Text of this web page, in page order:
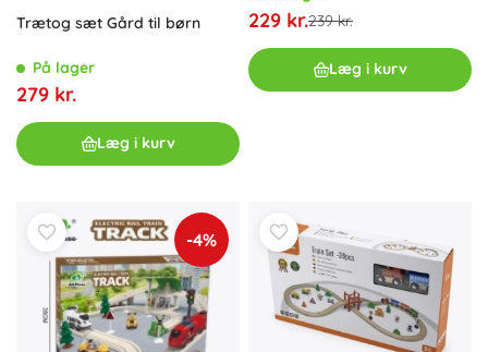
Trætog sæt Gård til børn
På lager
279 kr.
Læg i kurv
229 kr.239 kr.
Læg i kurv
-4%